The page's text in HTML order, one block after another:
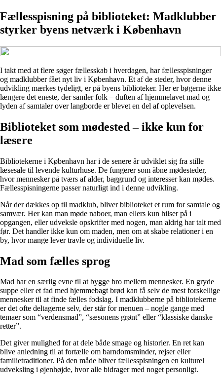
Fællesspisning på biblioteket: Madklubber
styrker byens netværk i København
I takt med at flere søger fællesskab i hverdagen, har fællesspisninger
og madklubber fået nyt liv i København. Et af de steder, hvor denne
udvikling mærkes tydeligt, er på byens biblioteker. Her er bøgerne ikke
længere det eneste, der samler folk – duften af hjemmelavet mad og
lyden af samtaler over langborde er blevet en del af oplevelsen.
Biblioteket som mødested – ikke kun for
læsere
Bibliotekerne i København har i de senere år udviklet sig fra stille
læsesale til levende kulturhuse. De fungerer som åbne mødesteder,
hvor mennesker på tværs af alder, baggrund og interesser kan mødes.
Fællesspisningerne passer naturligt ind i denne udvikling.
Når der dækkes op til madklub, bliver biblioteket et rum for samtale og
samvær. Her kan man møde naboer, man ellers kun hilser på i
opgangen, eller udveksle opskrifter med nogen, man aldrig har talt med
før. Det handler ikke kun om maden, men om at skabe relationer i en
by, hvor mange lever travle og individuelle liv.
Mad som fælles sprog
Mad har en særlig evne til at bygge bro mellem mennesker. En gryde
suppe eller et fad med hjemmebagt brød kan få selv de mest forskellige
mennesker til at finde fælles fodslag. I madklubberne på bibliotekerne
er det ofte deltagerne selv, der står for menuen – nogle gange med
temaer som “verdensmad”, “sæsonens grønt” eller “klassiske danske
retter”.
Det giver mulighed for at dele både smage og historier. En ret kan
blive anledning til at fortælle om barndomsminder, rejser eller
familietraditioner. På den måde bliver fællesspisningen en kulturel
udveksling i øjenhøjde, hvor alle bidrager med noget personligt.